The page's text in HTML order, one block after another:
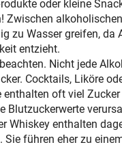
oder kleine
Zwischen
zu Wasser greifen, da
entzieht.
Nicht jede
Cocktails, Liköre
enthalten oft viel
Blutzuckerwerte
Whiskey enthalten
Sie führen eher zu